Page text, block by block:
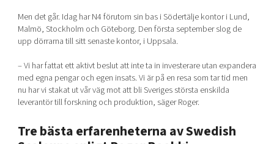
Men det går. Idag har N4 förutom sin bas i Södertälje kontor i Lund,
Malmö, Stockholm och Göteborg. Den första september slog de
upp dörrarna till sitt senaste kontor, i Uppsala.
– Vi har fattat ett aktivt beslut att inte ta in investerare utan expandera
med egna pengar och egen insats. Vi är på en resa som tar tid men
nu har vi stakat ut vår väg mot att bli Sveriges största enskilda
leverantör till forskning och produktion, säger Roger.
Tre bästa erfarenheterna av Swedish